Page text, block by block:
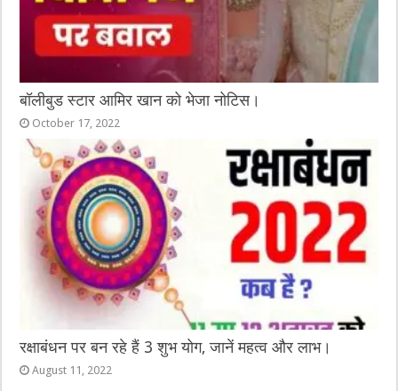
बॉलीबुड स्टार आमिर खान को भेजा नोटिस।
October 17, 2022
रक्षाबंधन पर बन रहे हैं 3 शुभ योग, जानें महत्व और लाभ।
August 11, 2022